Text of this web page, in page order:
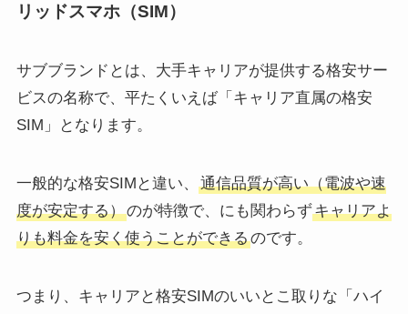
リッドスマホ（SIM）
サブブランドとは、大手キャリアが提供する格安サー
ビスの名称で、平たくいえば「キャリア直属の格安
SIM」となります。
一般的な格安SIMと違い、
通信品質が高い（電波や速
度が安定する）のが特徴で、にも関わらずキャリアよ
りも料金を安く使うことができるのです。
つまり、キャリアと格安SIMのいいとこ取りな「ハイ